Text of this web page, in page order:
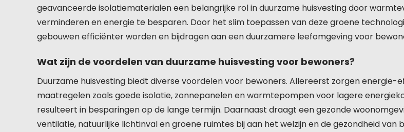
geavanceerde isolatiematerialen een belangrijke rol in duurzame huisvesting door
verminderen en energie te besparen. Door het slim toepassen van deze groene
gebouwen efficiënter worden en bijdragen aan een duurzamere leefomgeving voor
Wat zijn de voordelen van duurzame huisvesting voor bewoners?
Duurzame huisvesting biedt diverse voordelen voor bewoners. Allereerst zorgen energie-
maatregelen zoals goede isolatie, zonnepanelen en warmtepompen voor lagere
resulteert in besparingen op de lange termijn. Daarnaast draagt een gezonde
ventilatie, natuurlijke lichtinval en groene ruimtes bij aan het welzijn en de gezondheid van